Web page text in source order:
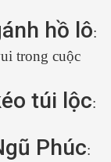
hồ lô:
trong cuộc
túi lộc:
Phúc: